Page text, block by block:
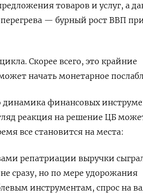
товаров и услуг, а
— бурный рост ВВП
Скорее всего, это крайние
начать монетарное
финансовых
реакция на решение ЦБ
все становится на места:
репатриации выручки
сразу, но по мере удорожания
инструментам, спрос на